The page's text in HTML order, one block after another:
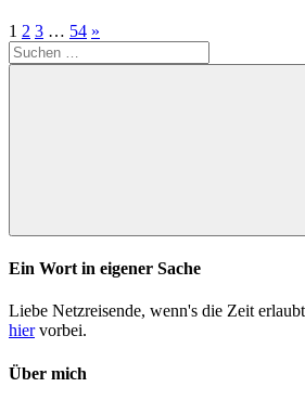
Seitennummerierung
der
1 2 3 … 54 Nächste
»
Suchen
nach:
Suchen
Ein Wort in eigener Sache
Liebe Netzreisende, wenn's die Zeit
hiervorbei.
Über mich